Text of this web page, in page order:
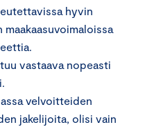
hyvin
vastaava nopeasti
velvoitteiden
jakelijoita, olisi vain